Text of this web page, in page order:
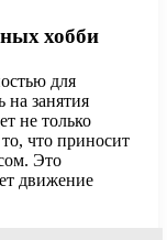
хобби
для
на занятия
не только
что приносит
Это
движение